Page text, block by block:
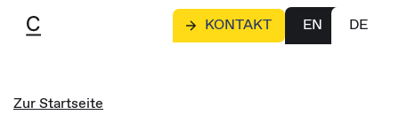
KONTAKT EN DE
Zur Startseite